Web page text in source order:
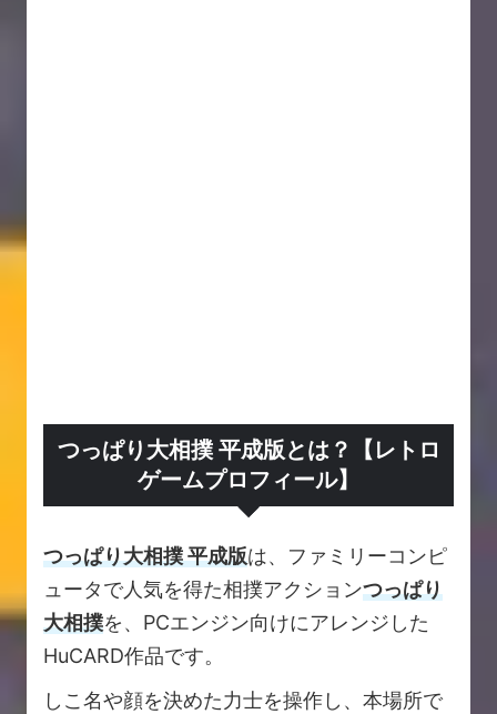
つっぱり大相撲 平成版とは？【レトロ
ゲームプロフィール】
つっぱり大相撲 平成版は、ファミリーコンピ
ュータで人気を得た相撲アクションつっぱり
大相撲を、PCエンジン向けにアレンジした
HuCARD作品です。
しこ名や顔を決めた力士を操作し、本場所で